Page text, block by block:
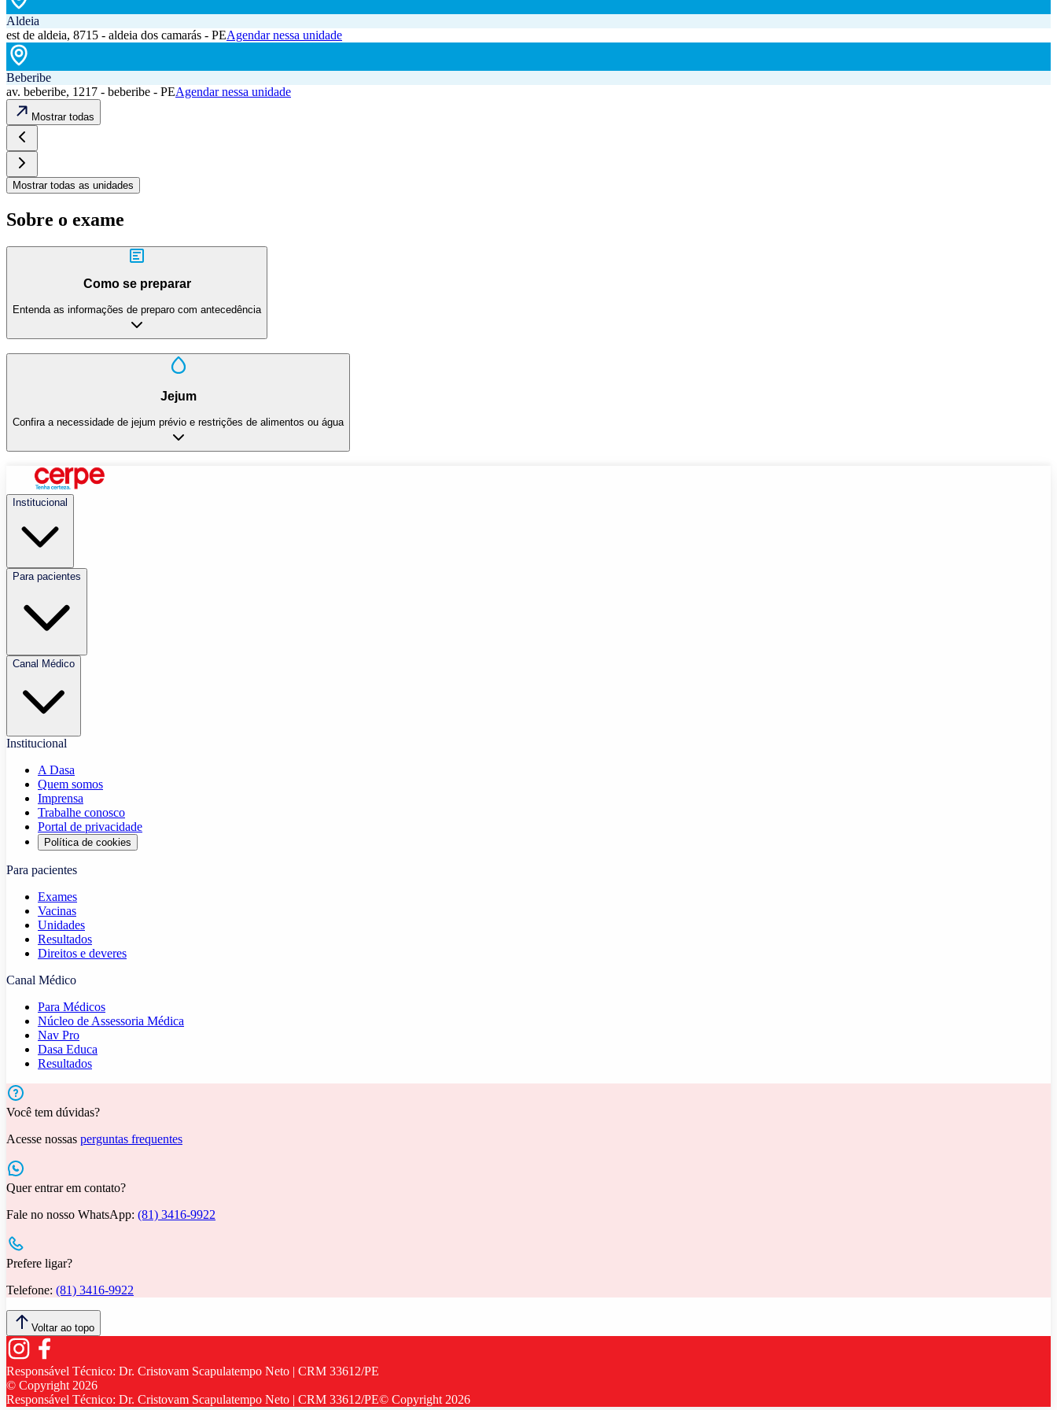
Aldeia
est de aldeia, 8715 - aldeia dos camarás - PEAgendar nessa unidade
Beberibe
av. beberibe, 1217 - beberibe - PEAgendar nessa unidade
Mostrar todas
Mostrar todas as unidades
Sobre o exame
Como se preparar
Entenda as informações de preparo com antecedência
Jejum
Confira a necessidade de jejum prévio e restrições de alimentos ou água
Institucional
Para pacientes
Canal Médico
Institucional
A Dasa
Quem somos
Imprensa
Trabalhe conosco
Portal de privacidade
Política de cookies
Para pacientes
Exames
Vacinas
Unidades
Resultados
Direitos e deveres
Canal Médico
Para Médicos
Núcleo de Assessoria Médica
Nav Pro
Dasa Educa
Resultados
Você tem dúvidas?
Acesse nossas perguntas frequentes
Quer entrar em contato?
Fale no nosso WhatsApp: (81) 3416-9922
Prefere ligar?
Telefone: (81) 3416-9922
Voltar ao topo
Responsável Técnico: Dr. Cristovam Scapulatempo Neto | CRM 33612/PE
© Copyright 2026
Responsável Técnico: Dr. Cristovam Scapulatempo Neto | CRM 33612/PE© Copyright 2026